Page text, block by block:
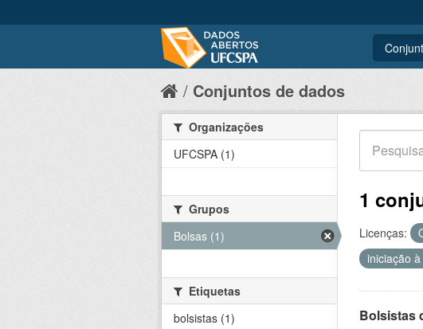
Conjuntos de dados
1
Licenças:
iniciação
Bolsistas
Organizações
UFCSPA (1)
Grupos
Bolsas (1)
Etiquetas
bolsistas (1)